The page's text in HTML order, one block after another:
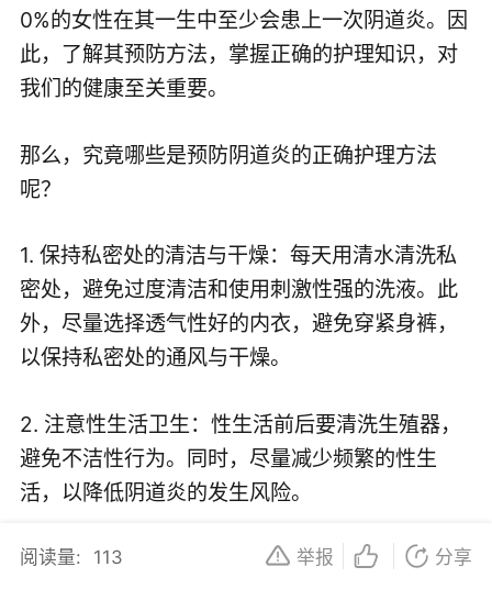
0%的女性在其一生中至少会患上一次阴道炎。因
此，了解其预防方法，掌握正确的护理知识，对
我们的健康至关重要。
那么，究竟哪些是预防阴道炎的正确护理方法
呢？
1. 保持私密处的清洁与干燥：每天用清水清洗私
密处，避免过度清洁和使用刺激性强的洗液。此
外，尽量选择透气性好的内衣，避免穿紧身裤，
以保持私密处的通风与干燥。
2. 注意性生活卫生：性生活前后要清洗生殖器，
避免不洁性行为。同时，尽量减少频繁的性生
活，以降低阴道炎的发生风险。
3. 维持肠道微生态平衡：饮食均衡，多吃蔬菜水
阅读量: 113 举报 分享